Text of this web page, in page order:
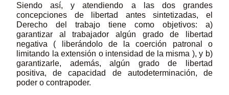
Siendo así, y atendiendo a las dos grandes
concepciones de libertad antes sintetizadas, el
Derecho del trabajo tiene como objetivos: a)
garantizar al trabajador algún grado de libertad
negativa ( liberándolo de la coerción patronal o
limitando la extensión o intensidad de la misma ), y b)
garantizarle, además, algún grado de libertad
positiva, de capacidad de autodeterminación, de
poder o contrapoder.